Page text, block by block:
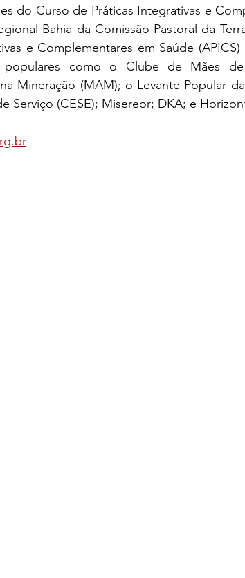
Bahia da Comissão Pastoral da
e Complementares em Saúde
populares como o Clube de Mães de
Mineração (MAM); o Levante Popular
Serviço (CESE); Misereor; DKA; e